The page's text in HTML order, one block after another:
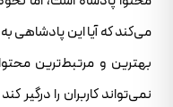
می‌کند که آیا این پادشاهی
بهترین و مرتبط‌ترین
نمی‌تواند کاربران را درگیر